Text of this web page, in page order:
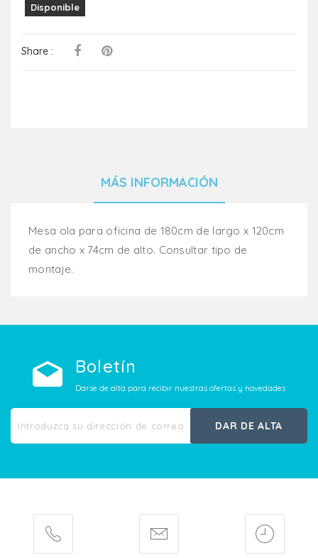
Disponible
Share :
MÁS INFORMACIÓN
Mesa ola para oficina de 180cm de largo x 120cm
de ancho x 74cm de alto. Consultar tipo de
montaje.
Boletín
Darse de alta para recibir nuestras ofertas y novedades
DAR DE ALTA